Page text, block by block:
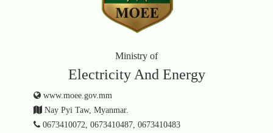
Ministry of
Electricity And Energy
www.moee.gov.mm
Nay Pyi Taw, Myanmar.
0673410072, 0673410487, 0673410483